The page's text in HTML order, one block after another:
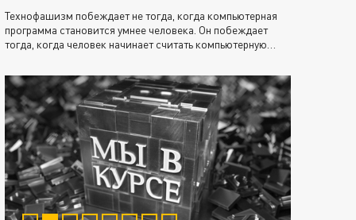
Технофашизм побеждает не тогда, когда компьютерная
программа становится умнее человека. Он побеждает
тогда, когда человек начинает считать компьютерную